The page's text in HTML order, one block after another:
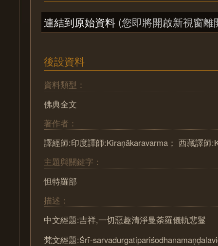
連結到原始資料 (您即將開啟新視窗離
後設資料
資料類型：
佛典全文
著作者：
譯經師:印度譯師:Kiraṇākaravarma； 西藏譯師
主題與關鍵字：
怛特羅部
描述：
中文經題:吉祥,一切惡趣清淨曼荼羅儀軌悲鬘
梵文經題:Śrī-